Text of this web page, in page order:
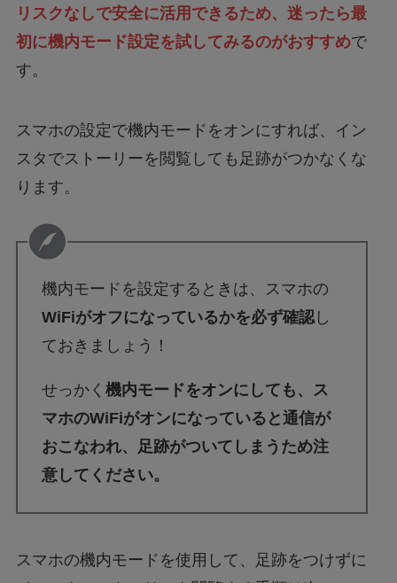
リスクなしで安全に活用できるため、迷ったら最
初に機内モード設定を試してみるのがおすすめで
す。
スマホの設定で機内モードをオンにすれば、イン
スタでストーリーを閲覧しても足跡がつかなくな
ります。
機内モードを設定するときは、スマホの
WiFiがオフになっているかを必ず確認し
ておきましょう！
せっかく 機内モードをオンにしても、ス
マホのWiFiがオンになっていると通信が
おこなわれ、足跡がついてしまうため注
意してください。
スマホの機内モードを使用して、足跡をつけずに